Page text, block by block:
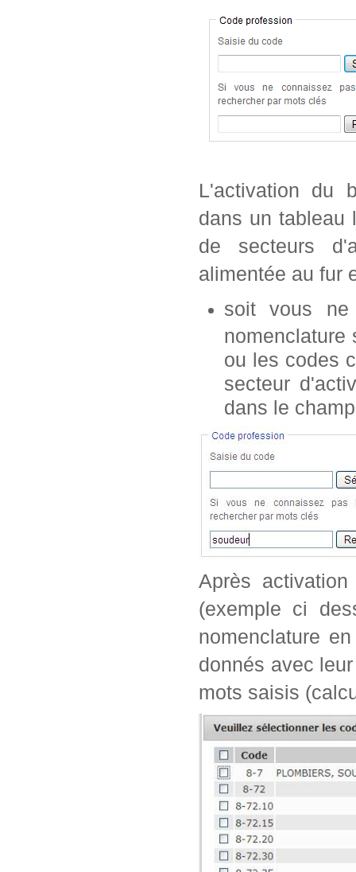
L'activation du
dans un tableau
de secteurs
alimentée au fur
soit vous
nomenclature
ou les codes
secteur
dans le
Après
(exemple ci
nomenclature
donnés avec
mots saisis